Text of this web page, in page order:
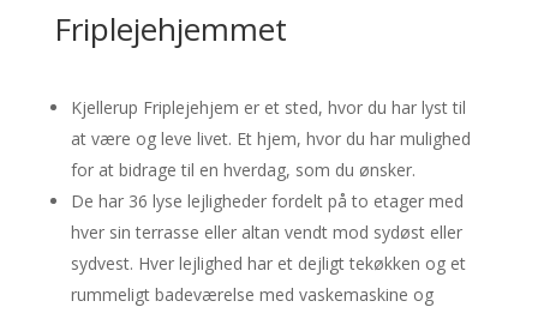
Friplejehjemmet
Kjellerup Friplejehjem er et sted, hvor du har lyst til
at være og leve livet. Et hjem, hvor du har mulighed
for at bidrage til en hverdag, som du ønsker.
De har 36 lyse lejligheder fordelt på to etager med
hver sin terrasse eller altan vendt mod sydøst eller
sydvest. Hver lejlighed har et dejligt tekøkken og et
rummeligt badeværelse med vaskemaskine og